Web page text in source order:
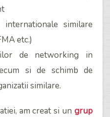
similare
etc.)
de networking in
si de schimb de
similare.
am creat si un grup